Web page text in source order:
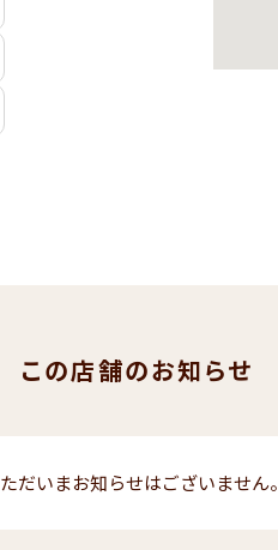
この店舗のお知らせ
ただいまお知らせはございません。